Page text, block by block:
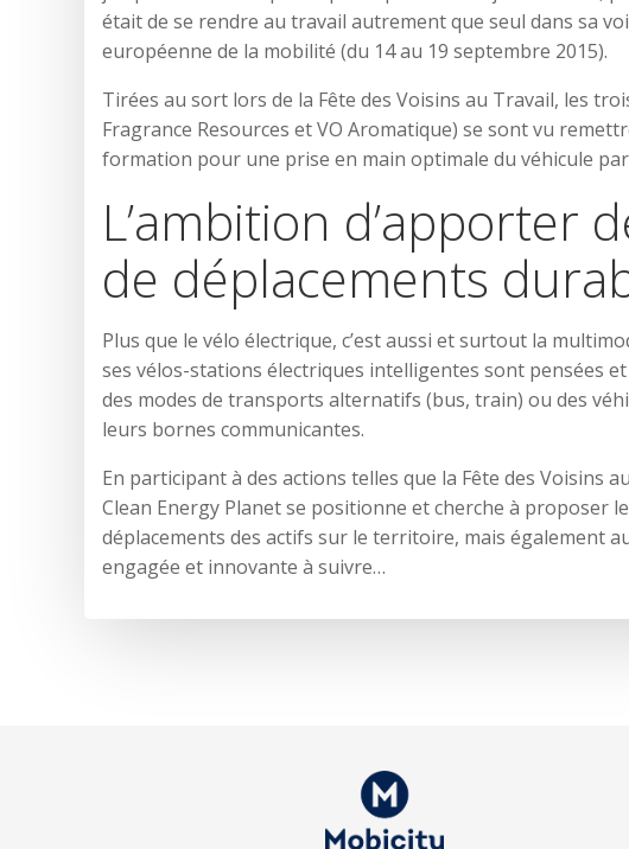
était de se rendre au travail autrement que seul dans sa
européenne de la mobilité (du 14 au 19 septembre 2015).
Tirées au sort lors de la Fête des Voisins au Travail, les
Fragrance Resources et VO Aromatique) se sont vu
formation pour une prise en main optimale du véhicule
L’ambition d’apporter
de déplacements
Plus que le vélo électrique, c’est aussi et surtout la
ses vélos-stations électriques intelligentes sont pensées
des modes de transports alternatifs (bus, train) ou des
leurs bornes communicantes.
En participant à des actions telles que la Fête des Voisins
Clean Energy Planet se positionne et cherche à proposer
déplacements des actifs sur le territoire, mais également
engagée et innovante à suivre…